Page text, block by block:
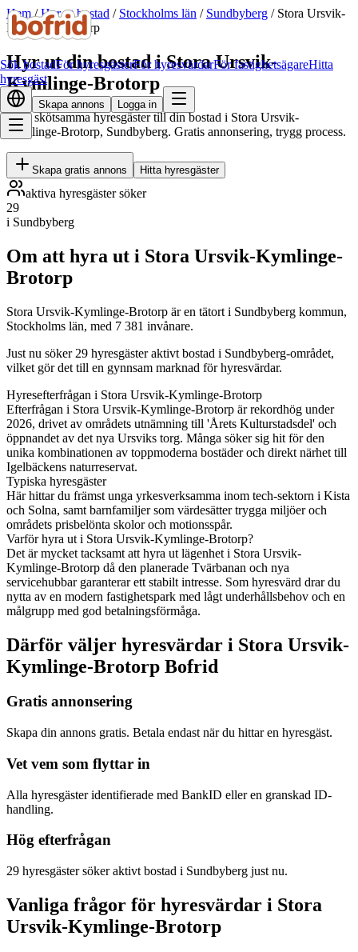
Sök bostadFör hyresgästerFör hyresvärdarFör fastighetsägareHitta
hyresgäst
Skapa annons Logga in
Hem/Hyr ut bostad / Stockholms län / Sundbyberg / Stora Ursvik-
Kymlinge-Brotorp
Hyr ut din bostad i Stora Ursvik-
Kymlinge-Brotorp
Hitta skötsamma hyresgäster till din bostad i Stora Ursvik-
Kymlinge-Brotorp, Sundbyberg. Gratis annonsering, trygg process.
Skapa gratis annons Hitta hyresgäster
aktiva hyresgäster söker
29
i Sundbyberg
Om att hyra ut i Stora Ursvik-Kymlinge-
Brotorp
Stora Ursvik-Kymlinge-Brotorp är en tätort i Sundbyberg kommun,
Stockholms län, med 7 381 invånare.
Just nu söker 29 hyresgäster aktivt bostad i Sundbyberg-området,
vilket gör det till en gynnsam marknad för hyresvärdar.
Hyresefterfrågan i Stora Ursvik-Kymlinge-Brotorp
Efterfrågan i Stora Ursvik-Kymlinge-Brotorp är rekordhög under
2026, drivet av områdets utnämning till 'Årets Kulturstadsdel' och
öppnandet av det nya Ursviks torg. Många söker sig hit för den
unika kombinationen av toppmoderna bostäder och direkt närhet till
Igelbäckens naturreservat.
Typiska hyresgäster
Här hittar du främst unga yrkesverksamma inom tech-sektorn i Kista
och Solna, samt barnfamiljer som värdesätter trygga miljöer och
områdets prisbelönta skolor och motionsspår.
Varför hyra ut i Stora Ursvik-Kymlinge-Brotorp?
Det är mycket tacksamt att hyra ut lägenhet i Stora Ursvik-
Kymlinge-Brotorp då den planerade Tvärbanan och nya
servicehubbar garanterar ett stabilt intresse. Som hyresvärd drar du
nytta av en modern fastighetspark med lågt underhållsbehov och en
målgrupp med god betalningsförmåga.
Därför väljer hyresvärdar i Stora Ursvik-
Kymlinge-Brotorp Bofrid
Gratis annonsering
Skapa din annons gratis. Betala endast när du hittar en hyresgäst.
Vet vem som flyttar in
Alla hyresgäster identifierade med BankID eller en granskad ID-
handling.
Hög efterfrågan
29 hyresgäster söker aktivt bostad i Sundbyberg just nu.
Vanliga frågor för hyresvärdar i Stora
Ursvik-Kymlinge-Brotorp